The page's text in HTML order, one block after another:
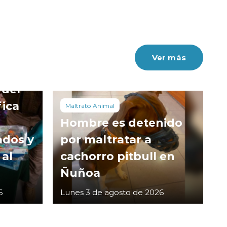
Ver más
y
Maltrato Animal
Hombre es detenido
por maltratar a
cachorro pitbull en
Ñuñoa
Lunes 3 de agosto de 2026